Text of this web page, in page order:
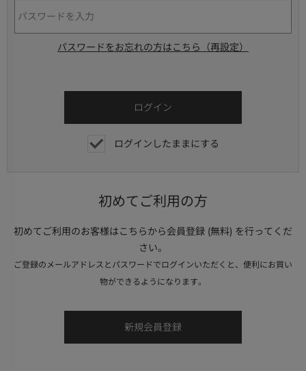
パスワードをお忘れの方はこちら（再設定）
ログインしたままにする
初めてご利用の方
初めてご利用のお客様はこちらから会員登録 (無料) を行ってくだ
さい。
ご登録のメールアドレスとパスワードでログインいただくと、便利にお買い
物ができるようになります。